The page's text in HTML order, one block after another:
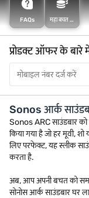
FAQs
महा बचत के
साथ अधिक
प्रोडक्ट ऑफर के बारे
Sonos आर्क
Sonos ARC साउंडबार को
किया गया है जो हर मूवी,
लिए परफेक्ट, यह स्लीक
करता है.
अब, आप अपनी बचत को
सोनोस आर्क साउंडबार